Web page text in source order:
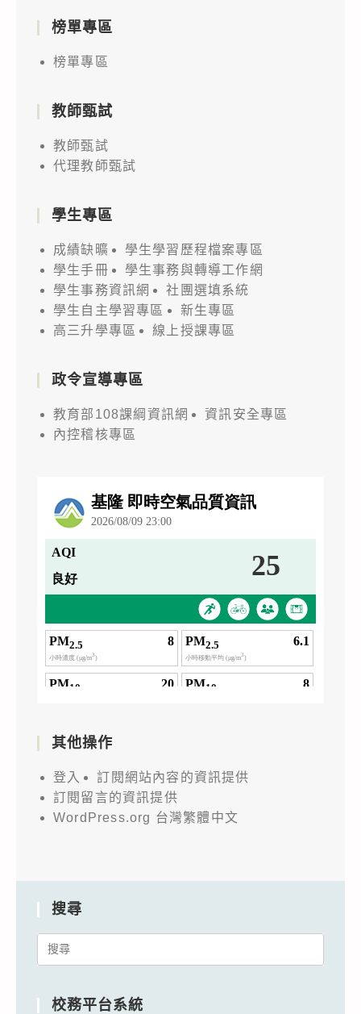
榜單專區
榜單專區
教師甄試
教師甄試
代理教師甄試
學生專區
成績缺曠
學生學習歷程檔案專區
學生手冊
學生事務與轉導工作網
學生事務資訊網
社團選填系統
學生自主學習專區
新生專區
高三升學專區
線上授課專區
政令宣導專區
教育部108課綱資訊網
資訊安全專區
內控稽核專區
其他操作
登入
訂閱網站內容的資訊提供
訂閱留言的資訊提供
WordPress.org 台灣繁體中文
搜尋
Search
校務平台系統